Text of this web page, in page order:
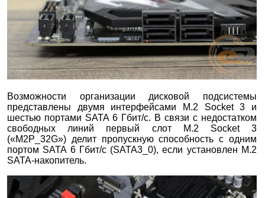
Возможности организации дисковой подсистемы
представлены двумя интерфейсами M.2 Socket 3 и
шестью портами SATA 6 Гбит/с. В связи с недостатком
свободных линий первый слот M.2 Socket 3
(«M2P_32G») делит пропускную способность с одним
портом SATA 6 Гбит/с (SATA3_0), если установлен M.2
SATA-накопитель.